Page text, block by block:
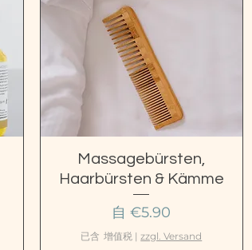
快速瀏覽
Massagebürsten,
Haarbürsten & Kämme
自€5.90
促銷價格
已含 增值税 | zzgl. Versand